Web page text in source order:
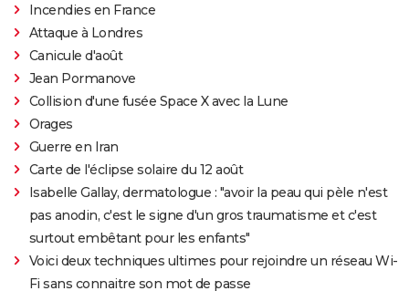
Incendies en France
Attaque à Londres
Canicule d'août
Jean Pormanove
Collision d'une fusée Space X avec la Lune
Orages
Guerre en Iran
Carte de l'éclipse solaire du 12 août
Isabelle Gallay, dermatologue : "avoir la peau qui pèle n'est
pas anodin, c'est le signe d'un gros traumatisme et c'est
surtout embêtant pour les enfants"
Voici deux techniques ultimes pour rejoindre un réseau Wi-
Fi sans connaitre son mot de passe